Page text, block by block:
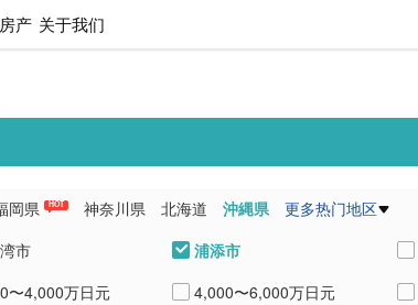
产 关于我们
岡県 HOT 神奈川県 北海道 沖縄県
更多热门地区
知県
市 浦添市
本部町 国頭郡恩納村
〜4,000万日元 4,000〜6,000万日元